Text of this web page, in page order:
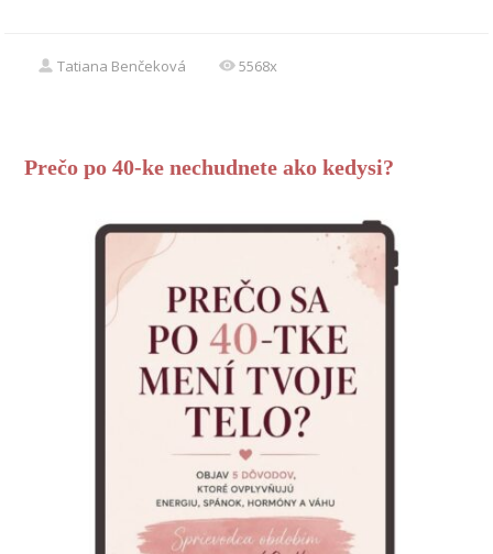
Tatiana Benčeková 5568x
Prečo po 40-ke nechudnete ako kedysi?